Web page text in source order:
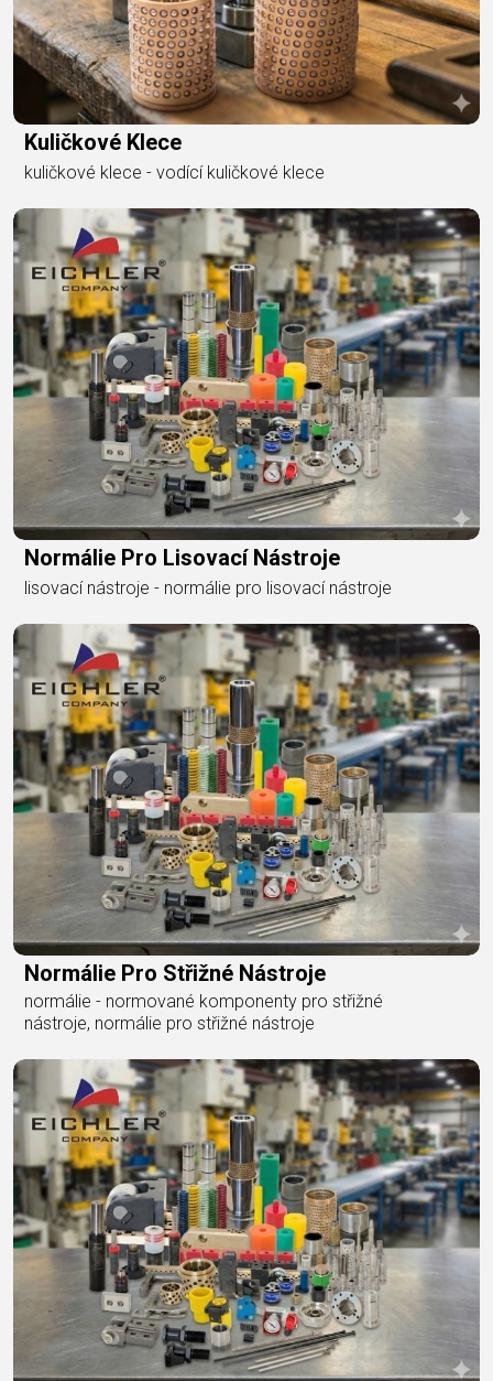
Kuličkové Klece
kuličkové klece - vodící kuličkové klece
Normálie Pro Lisovací Nástroje
lisovací nástroje - normálie pro lisovací nástroje
Normálie Pro Střižné Nástroje
normálie - normované komponenty pro střižné
nástroje, normálie pro střižné nástroje